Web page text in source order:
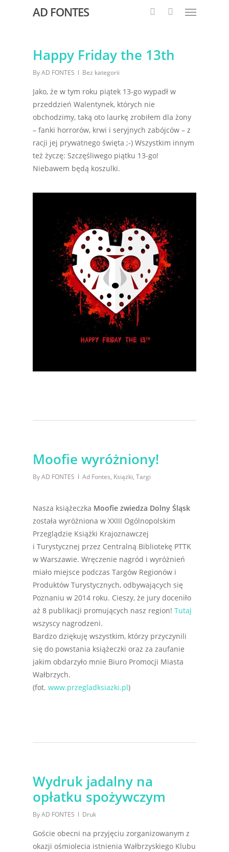
AD FONTES
Happy Friday the 13th
ByAD FONTES Bez kategorii
Jako, że w tym roku piątek 13-go wypadł w
przeddzień Walentynek, których nie
obchodzimy, taką oto laurkę zrobiłem dla żony
– fanki horrorów, krwi i seryjnych zabójców – z
racji jej prywatnego święta ;-) Wszystkim innym
też życzę: Szczęśliwego piątku 13-go!
Niebawem będą koszulki.
Moofie wyróżniony!
ByAD FONTES Ad Fontes, Książki,Targi
Nasza książeczka Moofie zwiedza Dolny Śląsk
została wyróżniona w XXIII Ogólnopolskim
Przeglądzie Książki Krajoznawczej
i Turystycznej przez Centralną Bibliotekę PTTK
w Warszawie. Wręczenie nagród i wyróżnień
miało miejsce podczas Targów Regionów i
Produktów Turystycznych, odbywających się
Poznaniu w 2014 roku. Cieszy, że jury doceniło
aż 8 publikacji promujących nasz region!Tutaj
wszyscy nagrodzeni.
Bardzo dziękuję wszystkim, którzy przyczynili
się do powstania książeczki oraz za zaufanie
jakim obdarzyło mnie Biuro Promocji Miasta
Wałbrzych.
(fot.www.przegladksiazki.pl)
Wydruk jadalny na
opłatku spożywczym
ByAD FONTES Druk
Goście obecni na przyjęciu zorganizowanym z
okazji ośmiolecia istnienia Wałbrzyskiego Klubu